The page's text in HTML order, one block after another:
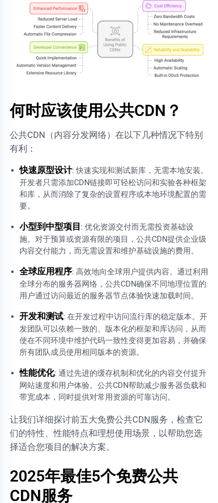
何时应该使用公共CDN？
公共CDN（内容分发网络）在以下几种情况下特别
有利：
快速原型设计: 快速实现和测试新库，无需本地安装。
开发者只需添加CDN链接即可轻松访问和实验各种框架
和库，从而消除了复杂的设置程序或本地环境配置的需
要。
小型到中型项目 : 优化资源交付而无需投资基础设
施。对于预算或资源有限的项目，公共CDN提供企业级
内容交付能力，而无需设置和维护基础设施的费用。
全球应用程序: 高效地向全球用户提供内容。通过利用
全球分布的服务器网络，公共CDN确保不同地理位置的
用户通过访问最近的服务器节点体验快速加载时间。
开发和测试: 在开发过程中访问流行库的稳定版本。开
发团队可以依赖一致的、版本化的框架和库访问，从而
使在不同环境中维护代码一致性变得更加容易，并确保
所有团队成员使用相同版本的资源。
性能优化: 通过先进的缓存机制和优化的内容交付提升
网站速度和用户体验。公共CDN帮助减少服务器负载和
带宽成本，同时提供对常用资源的可靠访问。
让我们详细探讨前五大免费公共CDN服务，检查它
们的特性、性能特点和理想使用场景，以帮助您选
择适合您项目的解决方案。
2025年最佳5个免费公共
CDN服务